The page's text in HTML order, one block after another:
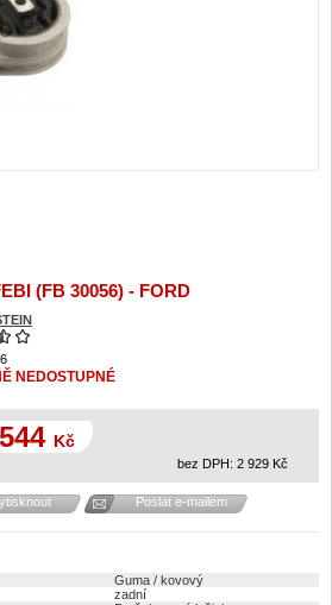
(FB 30056) - FORD
NEDOSTUPNÉ
Kč
bez DPH: 2 929 Kč
Poslat e-mailem
Guma / kovový
zadní